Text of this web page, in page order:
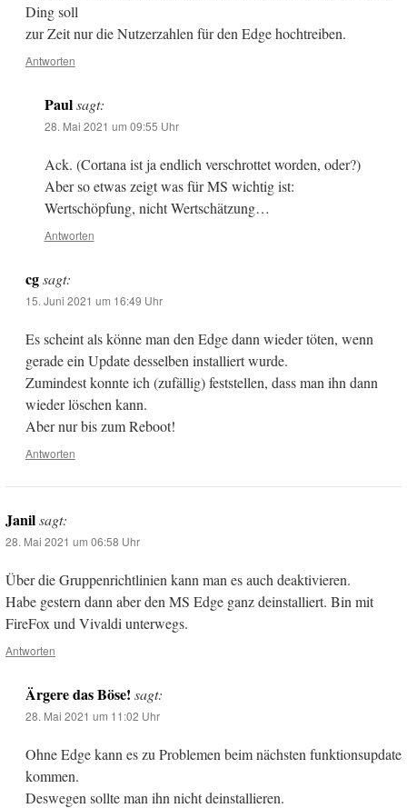
Ding soll
zur Zeit nur die Nutzerzahlen für den Edge hochtreiben.
Antworten
Paul sagt:
28. Mai 2021 um 09:55 Uhr
Ack. (Cortana ist ja endlich verschrottet worden, oder?)
Aber so etwas zeigt was für MS wichtig ist:
Wertschöpfung, nicht Wertschätzung…
Antworten
cg sagt:
15. Juni 2021 um 16:49 Uhr
Es scheint als könne man den Edge dann wieder töten, wenn
gerade ein Update desselben installiert wurde.
Zumindest konnte ich (zufällig) feststellen, dass man ihn dann
wieder löschen kann.
Aber nur bis zum Reboot!
Antworten
Janilsagt:
28. Mai 2021 um 06:58 Uhr
Über die Gruppenrichtlinien kann man es auch deaktivieren.
Habe gestern dann aber den MS Edge ganz deinstalliert. Bin mit
FireFox und Vivaldi unterwegs.
Antworten
Ärgere das Böse! sagt:
28. Mai 2021 um 11:02 Uhr
Ohne Edge kann es zu Problemen beim nächsten funktionsupdate
kommen.
Deswegen sollte man ihn nicht deinstallieren.